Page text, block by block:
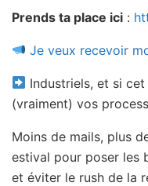
Prends ta place ici :
Je veux recevoir
Industriels, et si
(vraiment) vos
Moins de mails, plus
estival pour poser les
et éviter le rush de la